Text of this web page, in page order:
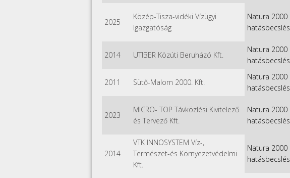
2025
Közép-Tisza-vidéki Vízügyi
Igazgatóság
Natura 2000
hatásbecslés
2014 UTIBER Közúti Beruházó Kft.
Natura 2000
hatásbecslés
2011 Sütő-Malom 2000. Kft.
Natura 2000
hatásbecslés
2023
MICRO- TOP Távközlési Kivitelező
és Tervező Kft.
Natura 2000
hatásbecslés
2014
VTK INNOSYSTEM Víz-,
Természet-és Környezetvédelmi
Kft.
Natura 2000
hatásbecslés